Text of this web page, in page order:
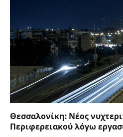
Θεσσαλονίκη: Νέος
Περιφερειακού λόγω